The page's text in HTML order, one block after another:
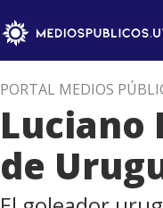
PORTAL MEDIOS
Luciano
de